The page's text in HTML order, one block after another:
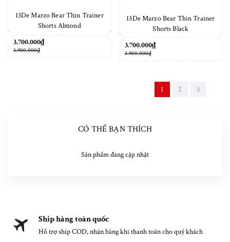
13De Marzo Bear Thin Trainer
Shorts Almond
3.700.000₫
3.900.000₫
13De Marzo Bear Thin Trainer
Shorts Black
3.700.000₫
3.900.000₫
1 2 3
CÓ THỂ BẠN THÍCH
Sản phẩm đang cập nhật
Ship hàng toàn quốc
Hỗ trợ ship COD, nhận hàng khi thanh toán cho quý khách